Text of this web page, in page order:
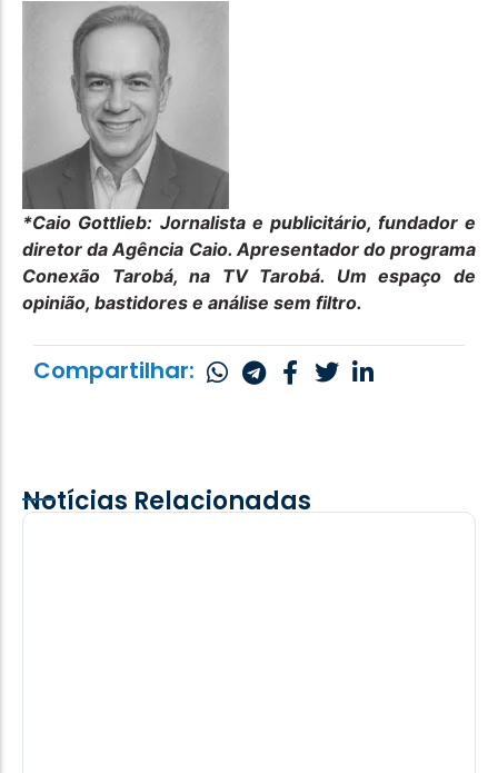
*Caio Gottlieb: Jornalista e publicitário, fundador e
diretor da Agência Caio. Apresentador do programa
Conexão Tarobá, na TV Tarobá. Um espaço de
opinião, bastidores e análise sem filtro.
Compartilhar:
Notícias Relacionadas